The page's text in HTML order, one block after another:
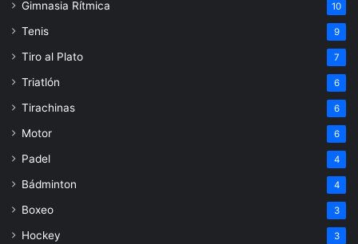
Gimnasia Rítmica 10
Tenis 9
Tiro al Plato 7
Triatlón 6
Tirachinas 6
Motor 6
Padel 4
Bádminton 4
Boxeo 3
Hockey 3